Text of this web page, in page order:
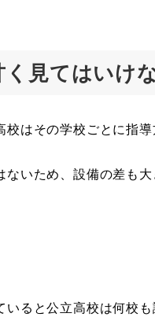
見てはいけな
はその学校ごとに指導
いため、設備の差も大
ると公立高校は何校